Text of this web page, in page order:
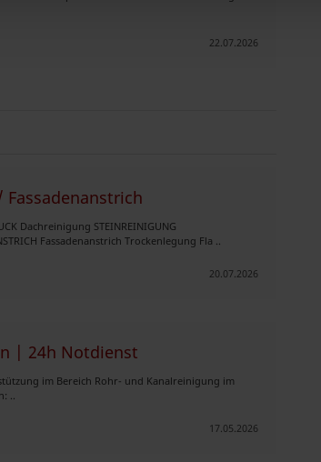
22.07.2026
Dachreinigung STEINREINIGUNG
Fassadenanstrich Trockenlegung Fla ..
20.07.2026
| 24h Notdienst
im Bereich Rohr- und Kanalreinigung im
..
17.05.2026